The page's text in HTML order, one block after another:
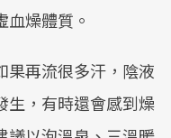
燥體質。
果再流很多汗，陰液
生，有時還會感到燥